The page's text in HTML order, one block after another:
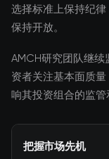
选择标准上保持纪
保持开放。
AMCH研究团队继
资者关注基本面质
响其投资组合的监管
把握市场先机